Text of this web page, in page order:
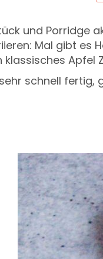
und Porridge
Mal gibt es
klassisches Apfel
schnell fertig,